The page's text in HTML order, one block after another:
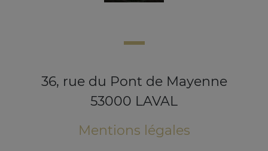
36, rue du Pont de Mayenne
53000 LAVAL
Mentions légales